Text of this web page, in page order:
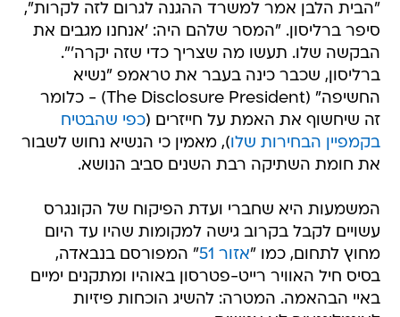
"הבית הלבן אמר למשרד ההגנה לגרום לזה לקרות",
סיפר ברליסון. "המסר שלהם היה: 'אנחנו מגבים את
הבקשה שלו. תעשו מה שצריך כדי שזה יקרה'".
ברליסון, שכבר כינה בעבר את טראמפ "נשיא
החשיפה" (The Disclosure President) - כלומר
זה שיחשוף את האמת על חייזרים (כפי שהבטיח
בקמפיין הבחירות שלו), מאמין כי הנשיא נחוש לשבור
את חומת השתיקה רבת השנים סביב הנושא.
המשמעות היא שחברי ועדת הפיקוח של הקונגרס
עשויים לקבל בקרוב גישה למקומות שהיו עד היום
מחוץ לתחום, כמו "אזור 51
" המפורסם בנבאדה,
בסיס חיל האוויר רייט-פטרסון באוהיו ומתקנים ימיים
באיי הבהאמה. המטרה: להשיג הוכחות פיזיות